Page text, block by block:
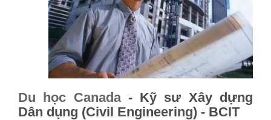
Du học Canada- Kỹ sư Xây dựng
Dân dụng (Civil Engineering) - BCIT